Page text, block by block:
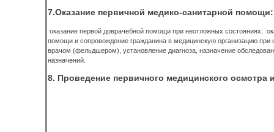
7.Оказание первичной медико-санитарной помощи:
оказание первой доврачебной помощи при неотложных состояниях:
помощи и сопровождение гражданина в медицинскую организацию
врачом (фельдшером), установление диагноза, назначение
назначений.
8. Проведение первичного медицинского осмотра